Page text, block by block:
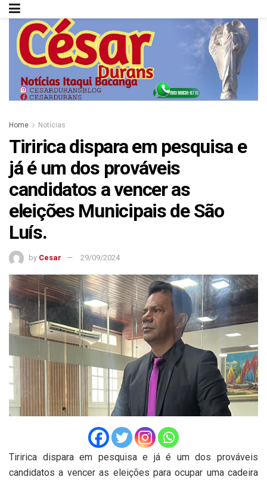
Home Notícias
Tiririca dispara em pesquisa e
já é um dos prováveis
candidatos a vencer as
eleições Municipais de São
Luís.
by Cesar 29/09/2024
Tiririca dispara em pesquisa e já é um dos prováveis
candidatos a vencer as eleições para ocupar uma cadeira